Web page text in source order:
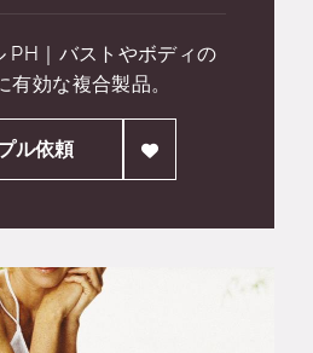
PH｜バストやボディの
有効な複合製品。
ル依頼